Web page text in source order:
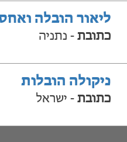
ליאור הובלה
כתובת - נתניה
ניקולה הובלות
כתובת - ישראל